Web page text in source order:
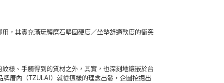
，其實充滿玩轉磨石堅固硬度／坐墊舒適軟度的衝突
樣、手觸得到的質材之外，其實，也深刻地鑲嵌於台
厝內（TZULAI）就從這樣的理念出發，企圖挖掘出